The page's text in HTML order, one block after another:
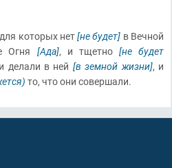
которых нет[не будет] в Вечной
Огня [Ада], и тщетно [не будет
делали в ней [в земной жизни], и
то, что они совершали.